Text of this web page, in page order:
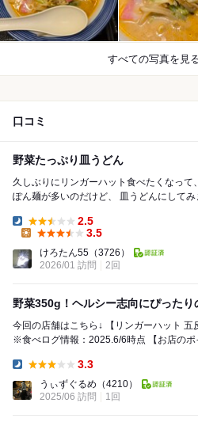
すべての写真を見
口コミ
野菜たっぷり皿うどん
久しぶりにリンガーハット食べたくなって、五反田店
ぽん麺が多いのだけど、 皿うどんにしてみました 入口食券機で購入 店員
Dinner:
2.5
3.5
けろたん55 （3726）
2026/01 訪問
2回
野菜350g！ヘルシー志向にぴった
今回の店舗はこちら↓ 【リンガーハット 五反田東口店】 食べログ★3.08
※食べログ情報：2025.6/6時点 【お店のポイント】 「リンガーハット 五
3.3
うぃずぐるめ （4210）
2025/06 訪問
1回